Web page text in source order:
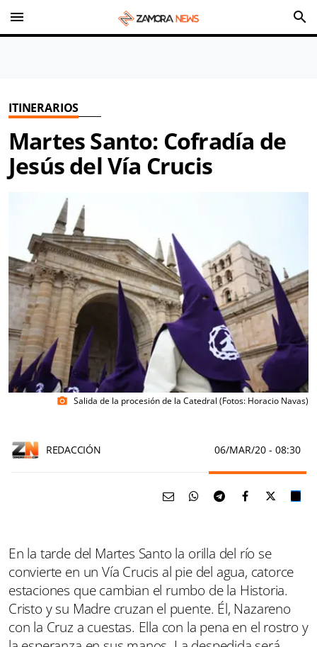
menu search
ITINERARIOS
Martes Santo: Cofradía de
Jesús del Vía Crucis
photo_camera Salida de la procesión de la Catedral (Fotos: Horacio Navas)
REDACCIÓN 06/MAR/20 - 08:30
En la tarde del Martes Santo la orilla del río se
convierte en un Vía Crucis al pie del agua, catorce
estaciones que cambian el rumbo de la Historia.
Cristo y su Madre cruzan el puente. Él, Nazareno
con la Cruz a cuestas. Ella con la pena en el rostro y